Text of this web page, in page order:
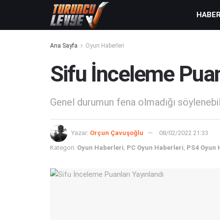
Ana Sayfa Oyun Haberleri
Sifu İnceleme
Genel durumun fena olmadığı
Yazar: Orçun Çavuşoğlu 08/02/2022 21:33
Kategori: Oyun Haberleri, PC Oyun Haberleri, PS4 Oyun